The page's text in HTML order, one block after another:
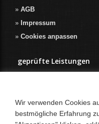
AGB
Impressum
Cookies anpassen
geprüfte Leistungen
Wir verwenden Cookies
bestmögliche Erfahrung